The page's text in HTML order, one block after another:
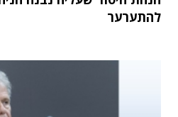
להתערער